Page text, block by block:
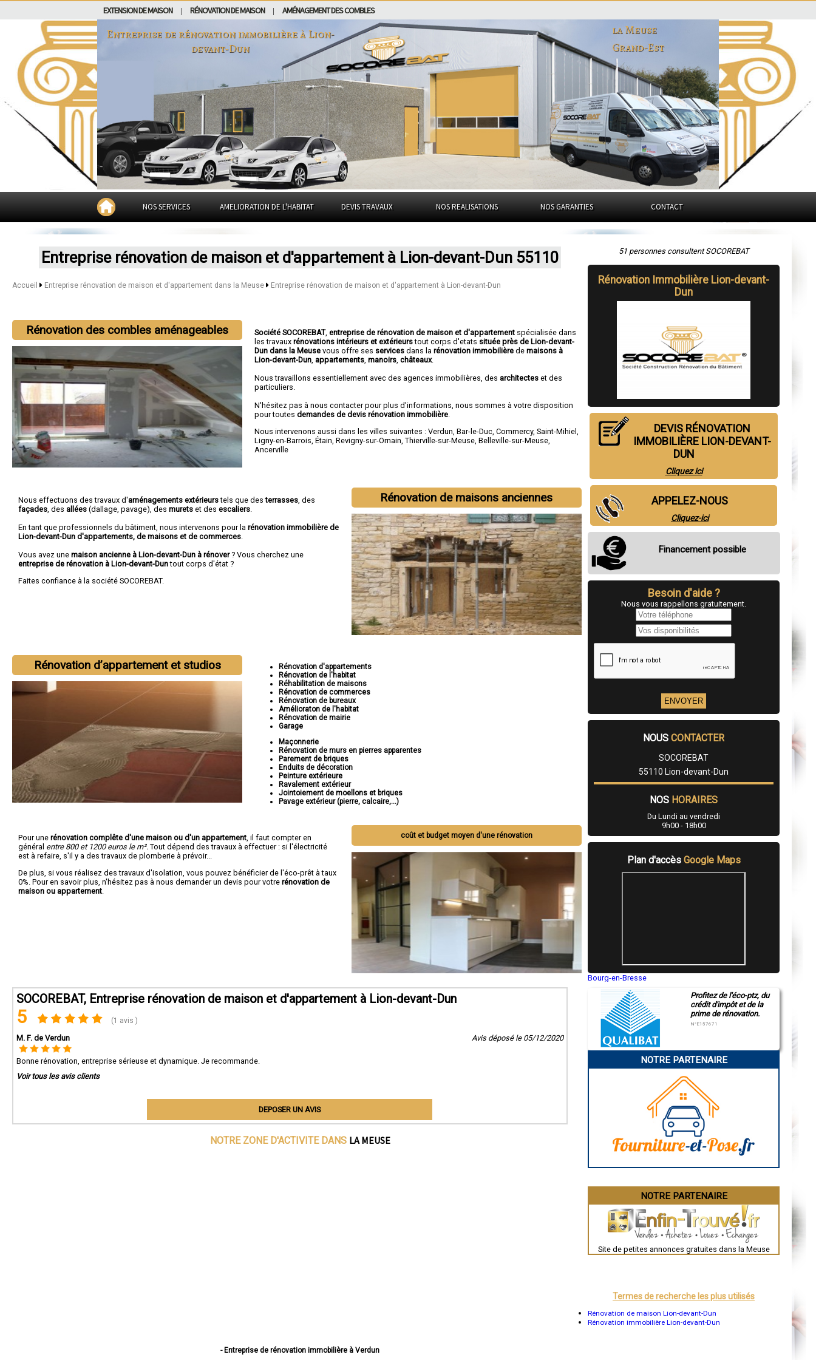
EXTENSION DE MAISON RÉNOVATION DE MAISON AMÉNAGEMENT DES COMBLES
Entreprise de rénovation immobilière àLion-
devant-Dun
la Meuse
Grand-Est
NOS SERVICES AMELIORATION DE L'HABITAT DEVIS TRAVAUX NOS REALISATIONS NOS GARANTIES CONTACT
Entreprise rénovation de maison et d'appartement à Lion-devant-Dun 55110
Accueil Entreprise rénovation de maison et d'appartement dans la Meuse Entreprise rénovation de maison et d'appartement à Lion-devant-Dun
Rénovation des combles aménageables Société SOCOREBAT,entreprise de rénovation de maison et d'appartement spécialisée dans
les travauxrénovations intérieurs et extérieurstout corps d'etats située près de Lion-devant-
Dun dans la Meusevous offre ses services dans larénovation immobilière demaisons à
Lion-devant-Dun appartements ,manoirs ,châteaux.
Nous travaillons essentiellement avec des agences immobilières, des architectes et des
particuliers.
N'hésitez pas à nous contacter pour plus d'informations, nous sommes à votre disposition
pour toutesdemandes de devis rénovation immobilière
Nous intervenons aussi dans les villes suivantes :Verdun ,Bar-le-Duc ,Commercy,Saint-Mihiel
Ligny-en-Barrois ,Étain ,Revigny-sur-Ornain ,Thierville-sur-Meuse ,Belleville-sur-Meuse
Ancerville
Rénovation de maisons anciennes
Nous effectuons des travaux d'aménagements extérieurstels que desterrasses , des
façades , des allées (dallage, pavage), des murets et des escaliers
En tant que professionnels du bâtiment, nous intervenons pour la rénovation immobilière de
Lion-devant-Dun d'appartements, de maisons et de commerces
Vous avez une maison ancienne à Lion-devant-Dun à rénover? Vous cherchez une
entreprise de rénovation à Lion-devant-Duntout corps d'état ?
Faites confiance à la société SOCOREBAT.
Rénovation d’appartement et studios
Rénovation d'appartements
Rénovation de l'habitat
Réhabilitation de maisons
Rénovation de commerces
Rénovation de bureaux
Amélioraton de l'habitat
Rénovation de mairie
Garage
Maçonnerie
Rénovation de murs en pierres apparentes
Parement de briques
Enduits de décoration
Peinture extérieure
Ravalement extérieur
Jointoiement de moellons et briques
Pavage extérieur (pierre, calcaire,...)
coût et budget moyen d'une rénovation
Pour une rénovation complête d'une maison ou d'un appartement , il faut compter en
général entre 800 et 1200 euros le m². Tout dépend des travaux à effectuer : si l'électricité
est à refaire, s'il y a des travaux de plomberie à prévoir...
De plus, si vous réalisez des travaux d'isolation, vous pouvez bénéficier de l'éco-prêt à taux
0%. Pour en savoir plus, n'hésitez pas à nous demander un devis pour votre rénovation de
maison ou appartement
SOCOREBAT, Entreprise rénovation de maison et d'appartement à Lion-devant-Dun
5 (1 avis )
M. F. de Verdun Avis déposé le 05/12/2020
Bonne rénovation, entreprise sérieuse et dynamique. Je recommande.
Voir tous les avis clients
DEPOSER UN AVIS
NOTRE ZONE D'ACTIVITE DANS LA MEUSE
- Entreprise de rénovation immobilière à Verdun
51 personnes consultent SOCOREBAT
Rénovation Immobilière Lion-devant-
Dun
DEVIS RÉNOVATION
IMMOBILIÈRE LION-DEVANT-
DUN
Cliquez ici
APPELEZ-NOUS
Cliquez-ici
Financement possible
Besoin d'aide ?
Nous vous rappellons gratuitement.
NOUS CONTACTER
SOCOREBAT
55110 Lion-devant-Dun
NOS HORAIRES
Du Lundi au vendredi
9h00 - 18h00
Plan d'accès Google Maps
Bourg-en-Bresse
Montluçon
Manosque
Gap
Charleville-Mézières
Pamiers
Narbonne
Brive-la-Gaillarde
Guéret
Besançon
Évreux
Chartres
Nîmes
Auch
Dole
Mont-de-Marsan
Profitez de l'éco-ptz, du
crédit d'impôt et de la
prime de rénovation.
N°E157671
NOTRE PARTENAIRE
NOTRE PARTENAIRE
Site de petites annonces gratuites dans la Meuse
Termes de recherche les plus utilisés
Rénovation de maison Lion-devant-Dun
Rénovation immobilière Lion-devant-Dun